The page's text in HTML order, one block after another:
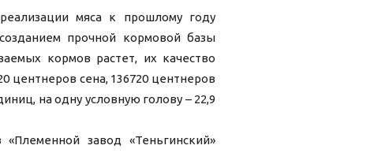
мяса к прошлому году
прочной кормовой базы
кормов растет, их качество
центнеров сена, 136720 центнеров
на одну условную голову – 22,9
«Племенной завод «Теньгинский»